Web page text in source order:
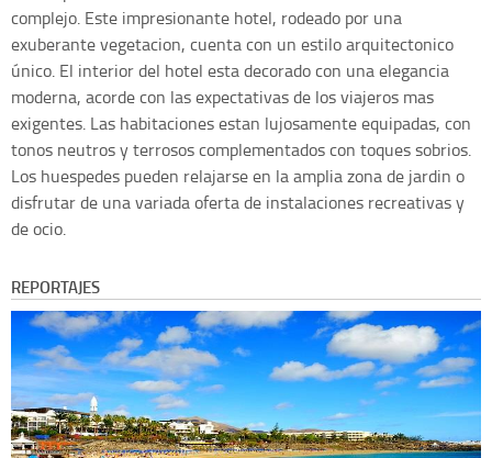
complejo. Este impresionante hotel, rodeado por una
exuberante vegetacion, cuenta con un estilo arquitectonico
único. El interior del hotel esta decorado con una elegancia
moderna, acorde con las expectativas de los viajeros mas
exigentes. Las habitaciones estan lujosamente equipadas, con
tonos neutros y terrosos complementados con toques sobrios.
Los huespedes pueden relajarse en la amplia zona de jardin o
disfrutar de una variada oferta de instalaciones recreativas y
de ocio.
REPORTAJES